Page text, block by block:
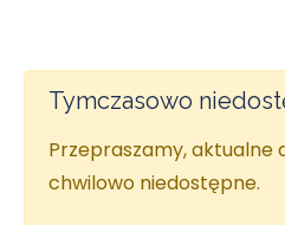
Tymczasowo
Przepraszamy, aktualne
chwilowo niedostępne.